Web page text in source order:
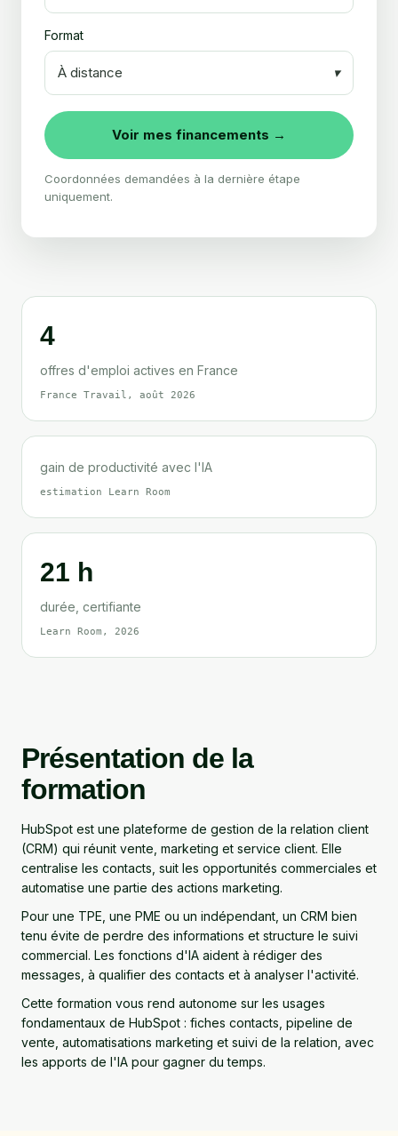
Format
À distance ▾
Voir mes financements →
Coordonnées demandées à la dernière étape
uniquement.
4
offres d'emploi actives en France
France Travail, août 2026
gain de productivité avec l'IA
estimation Learn Room
21 h
durée, certifiante
Learn Room, 2026
Présentation de la
formation
HubSpot est une plateforme de gestion de la relation client
(CRM) qui réunit vente, marketing et service client. Elle
centralise les contacts, suit les opportunités commerciales et
automatise une partie des actions marketing.
Pour une TPE, une PME ou un indépendant, un CRM bien
tenu évite de perdre des informations et structure le suivi
commercial. Les fonctions d'IA aident à rédiger des
messages, à qualifier des contacts et à analyser l'activité.
Cette formation vous rend autonome sur les usages
fondamentaux de HubSpot : fiches contacts, pipeline de
vente, automatisations marketing et suivi de la relation, avec
les apports de l'IA pour gagner du temps.